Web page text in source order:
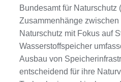
Bundesamt für Naturschutz
Zusammenhänge
Naturschutz mit Fokus auf
Wasserstoffspeicher
Ausbau von
entscheidend für ihre